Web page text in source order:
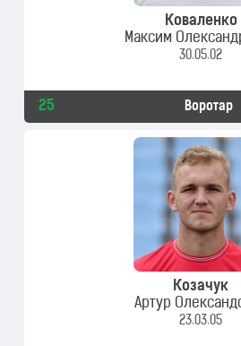
Коваленко
Максим
30.05.02
25 Воротар
Козачук
Артур
23.03.05